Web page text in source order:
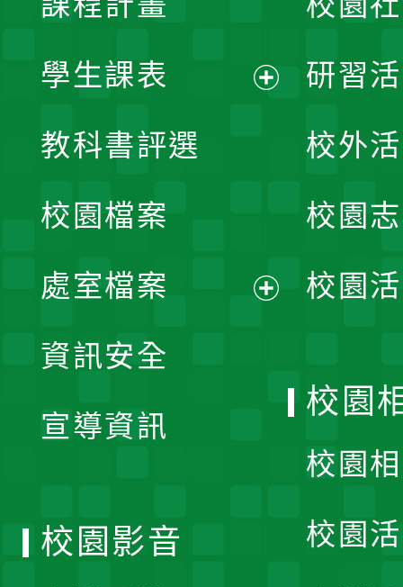
學生課表
單
教科書評選
校園檔案
處室檔案
資訊安全
宣導資訊
研習
校外
校園
校園
校園
校園
校園
校園影音